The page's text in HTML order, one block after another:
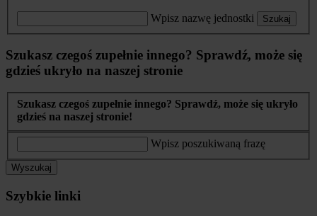
Wpisz nazwę jednostki Szukaj
Szukasz czegoś zupełnie innego? Sprawdź, może się
gdzieś ukryło na naszej stronie
Szukasz czegoś zupełnie innego? Sprawdź, może się ukryło
gdzieś na naszej stronie!
Wpisz poszukiwaną frazę
Wyszukaj
Szybkie linki